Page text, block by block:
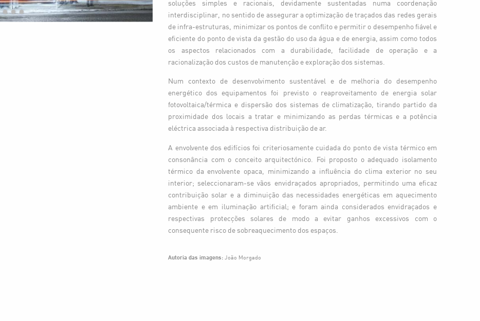
soluções simples e racionais, devidamente sustentadas numa coordenação
interdisciplinar, no sentido de assegurar a optimização de traçados das redes gerais
de infra-estruturas, minimizar os pontos de conflito e permitir o desempenho fiável e
eficiente do ponto de vista da gestão do uso da água e de energia, assim como todos
os aspectos relacionados com a durabilidade, facilidade de operação e a
racionalização dos custos de manutenção e exploração dos sistemas.
Num contexto de desenvolvimento sustentável e de melhoria do desempenho
energético dos equipamentos foi previsto o reaproveitamento de energia solar
fotovoltaica/térmica e dispersão dos sistemas de climatização, tirando partido da
proximidade dos locais a tratar e minimizando as perdas térmicas e a potência
eléctrica associada à respectiva distribuição de ar.
A envolvente dos edifícios foi criteriosamente cuidada do ponto de vista térmico em
consonância com o conceito arquitectónico. Foi proposto o adequado isolamento
térmico da envolvente opaca, minimizando a influência do clima exterior no seu
interior; seleccionaram-se vãos envidraçados apropriados, permitindo uma eficaz
contribuição solar e a diminuição das necessidades energéticas em aquecimento
ambiente e em iluminação artificial; e foram ainda considerados envidraçados e
respectivas protecções solares de modo a evitar ganhos excessivos com o
consequente risco de sobreaquecimento dos espaços.
Autoria das imagens: João Morgado